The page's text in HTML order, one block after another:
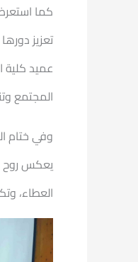
كما
تعزيز
عميد كلية
المجتمع
وفي ختام
يعكس روح
العطاء،